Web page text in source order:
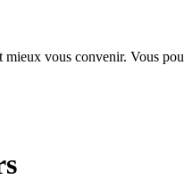
vous convenir. Vous